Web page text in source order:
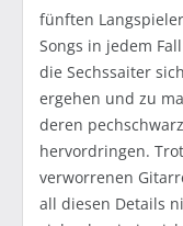
fünften
Songs in jedem
die Sechssaiter
ergehen und zu
deren
hervordringen.
verworrenen
all diesen Details